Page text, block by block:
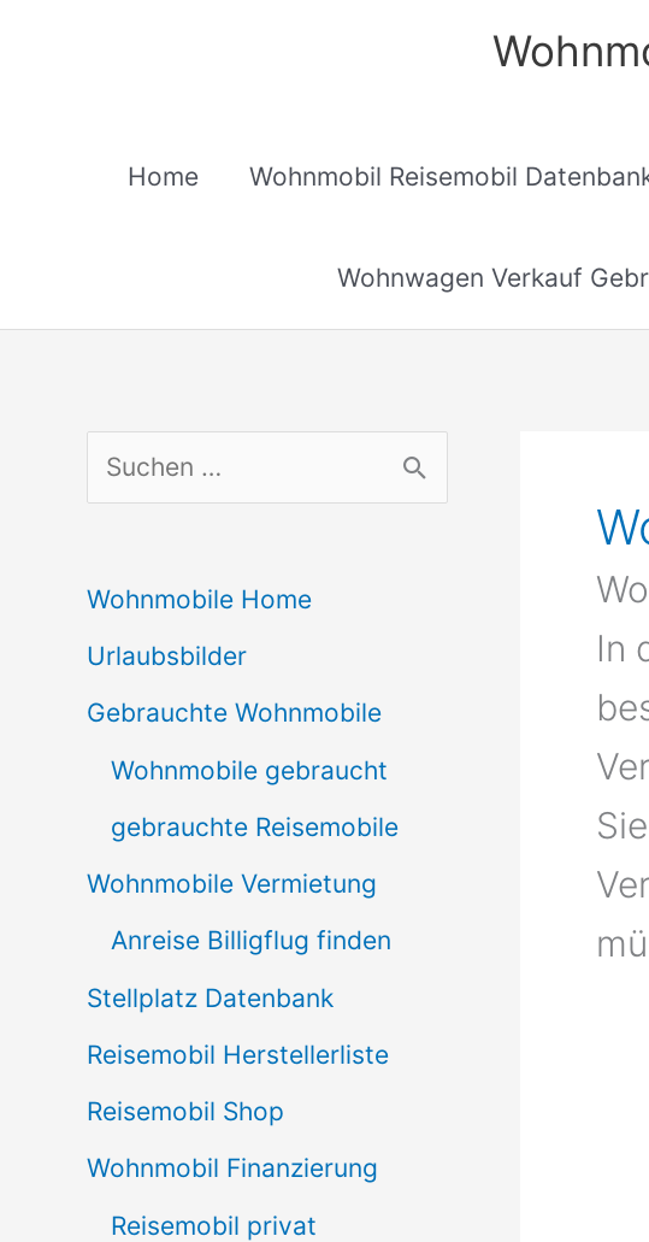
Home Wohnmobil Reisemobil
Wohnwagen Verkauf
u
h
e
n
Wohnmobile Home
Urlaubsbilder
Gebrauchte Wohnmobile
Wohnmobile gebraucht
gebrauchte Reisemobile
Wohnmobile Vermietung
Anreise Billigflug finden
Stellplatz Datenbank
Reisemobil Herstellerliste
Reisemobil Shop
Wohnmobil Finanzierung
Reisemobil privat
In